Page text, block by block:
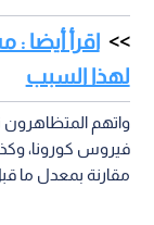
اقرأ أيضا :
لهذا السبب
واتهم المتظاهرون
مقارنة بمعدل ما